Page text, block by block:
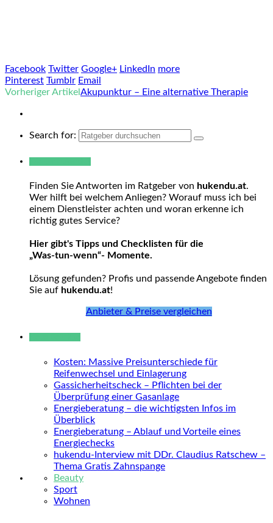
Facebook Twitter Google+ LinkedIn more
Pinterest Tumblr Email
Vorheriger Artikel Akupunktur – Eine alternative Therapie
Search for:
Finden Sie Antworten im Ratgeber von hukendu.at.
Wer hilft bei welchem Anliegen? Worauf muss ich bei
einem Dienstleister achten und woran erkenne ich
richtig gutes Service?
Hier gibt's Tipps und Checklisten für die
„Was-tun-wenn“- Momente.
Lösung gefunden? Profis und passende Angebote finden
Sie auf hukendu.at!
Anbieter & Preise vergleichen
Kosten: Massive Preisunterschiede für
Reifenwechsel und Einlagerung
Gassicherheitscheck – Pflichten bei der
Überprüfung einer Gasanlage
Energieberatung – die wichtigsten Infos im
Überblick
Energieberatung – Ablauf und Vorteile eines
Energiechecks
hukendu-Interview mit DDr. Claudius Ratschew –
Thema Gratis Zahnspange
Beauty
Sport
Wohnen